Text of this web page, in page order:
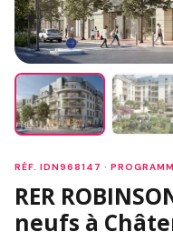
RÉF. IDN968147 ·
RER
neufs à